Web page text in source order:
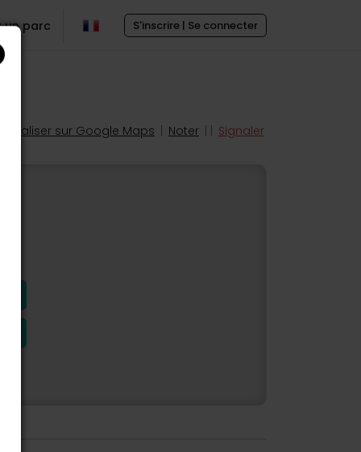
S'inscrire | Se connecter
un parc
Localiser sur Google Maps Noter Signaler